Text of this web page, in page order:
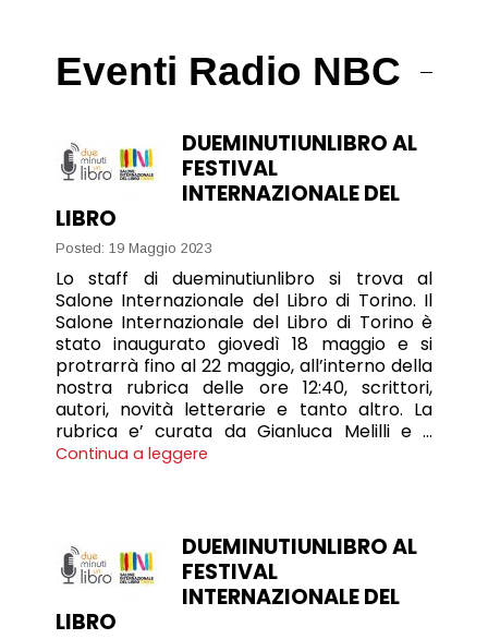
Eventi Radio NBC
DUEMINUTIUNLIBRO AL
FESTIVAL
INTERNAZIONALE DEL
LIBRO
Posted: 19 Maggio 2023
Lo staff di dueminutiunlibro si trova al
Salone Internazionale del Libro di Torino. Il
Salone Internazionale del Libro di Torino è
stato inaugurato giovedì 18 maggio e si
protrarrà fino al 22 maggio, all’interno della
nostra rubrica delle ore 12:40, scrittori,
autori, novità letterarie e tanto altro. La
rubrica e’ curata da Gianluca Melilli e …
Continua a leggere
DUEMINUTIUNLIBRO AL
FESTIVAL
INTERNAZIONALE DEL
LIBRO